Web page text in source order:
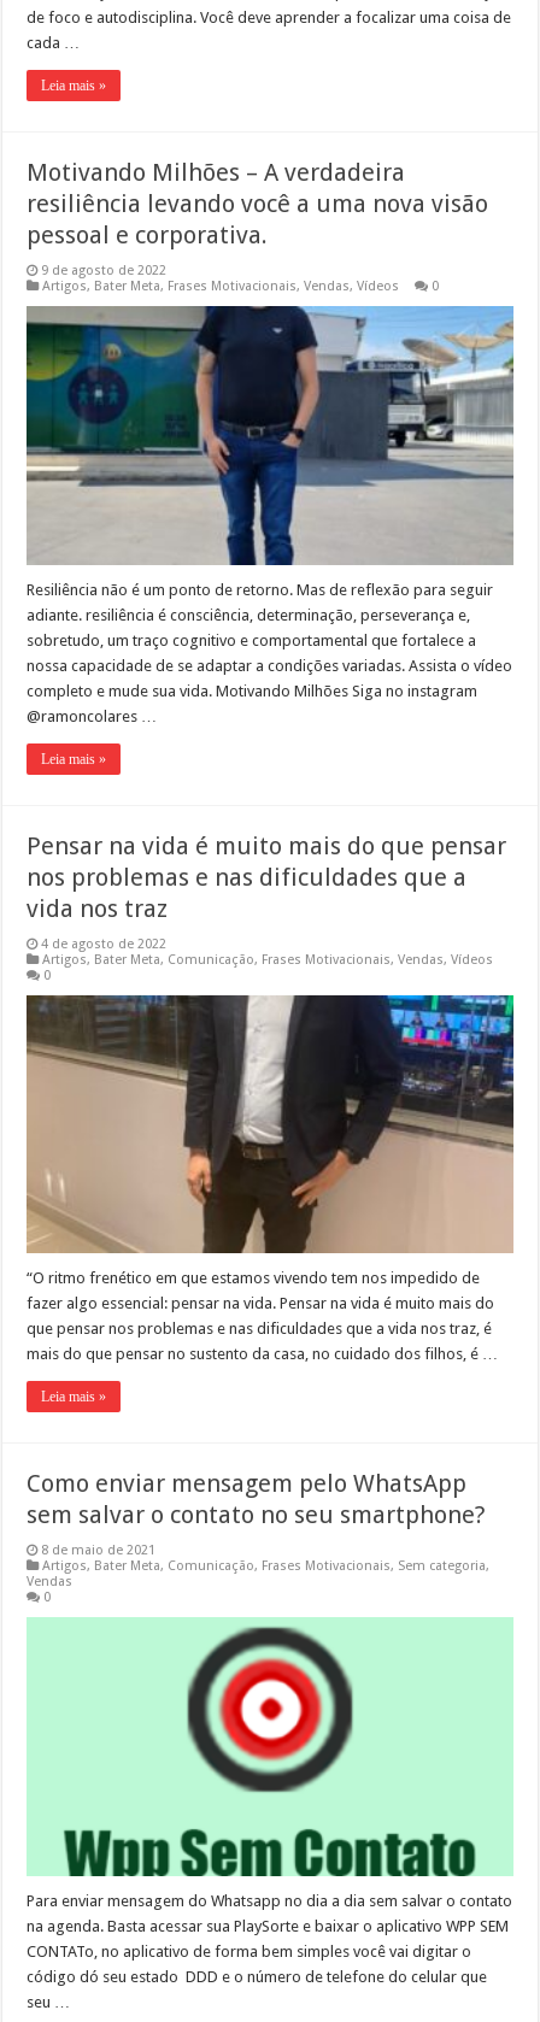
de foco e autodisciplina. Você deve aprender a focalizar uma coisa de
cada …
Leia mais »
Motivando Milhões – A verdadeira
resiliência levando você a uma nova visão
pessoal e corporativa.
9 de agosto de 2022
Artigos, Bater Meta, Frases Motivacionais,Vendas,Vídeos 0
Resiliência não é um ponto de retorno. Mas de reflexão para seguir
adiante. resiliência é consciência, determinação, perseverança e,
sobretudo, um traço cognitivo e comportamental que fortalece a
nossa capacidade de se adaptar a condições variadas. Assista o vídeo
completo e mude sua vida. Motivando Milhões Siga no instagram
@ramoncolares …
Leia mais »
Pensar na vida é muito mais do que pensar
nos problemas e nas dificuldades que a
vida nos traz
4 de agosto de 2022
Artigos, Bater Meta, Comunicação, Frases Motivacionais,Vendas,Vídeos
0
“O ritmo frenético em que estamos vivendo tem nos impedido de
fazer algo essencial: pensar na vida. Pensar na vida é muito mais do
que pensar nos problemas e nas dificuldades que a vida nos traz, é
mais do que pensar no sustento da casa, no cuidado dos filhos, é …
Leia mais »
Como enviar mensagem pelo WhatsApp
sem salvar o contato no seu smartphone?
8 de maio de 2021
Artigos, Bater Meta, Comunicação, Frases Motivacionais, Sem categoria,
Vendas
0
Para enviar mensagem do Whatsapp no dia a dia sem salvar o contato
na agenda. Basta acessar sua PlaySorte e baixar o aplicativo WPP SEM
CONTATo, no aplicativo de forma bem simples você vai digitar o
código dó seu estado DDD e o número de telefone do celular que
seu …